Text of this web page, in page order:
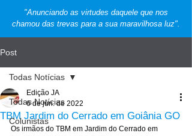
"Anunciando as virtudes daquele que nos
chamou das trevas para a sua maravilhosa luz".
Post
Todas Notícias
Colunistas
Todas Notícias
TBM Jardim do Cerrado em Goiânia GO
Edição JA
6 de jun. de 2022
Os irmãos do TBM em Jardim do Cerrado em